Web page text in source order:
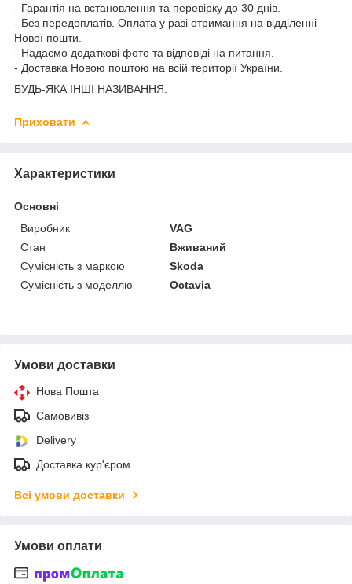
- Гарантія на встановлення та перевірку до 30 днів.
- Без передоплатів. Оплата у разі отримання на відділенні
Нової пошти.
- Надаємо додаткові фото та відповіді на питання.
- Доставка Новою поштою на всій території України.
БУДЬ-ЯКА ІНШІ НАЗИВАННЯ.
Приховати
Характеристики
Основні
Виробник
VAG
Стан
Вживаний
Сумісність з маркою
Skoda
Сумісність з моделлю
Octavia
Умови доставки
Нова Пошта
Самовивіз
Delivery
Доставка кур'єром
Всі умови доставки
Умови оплати